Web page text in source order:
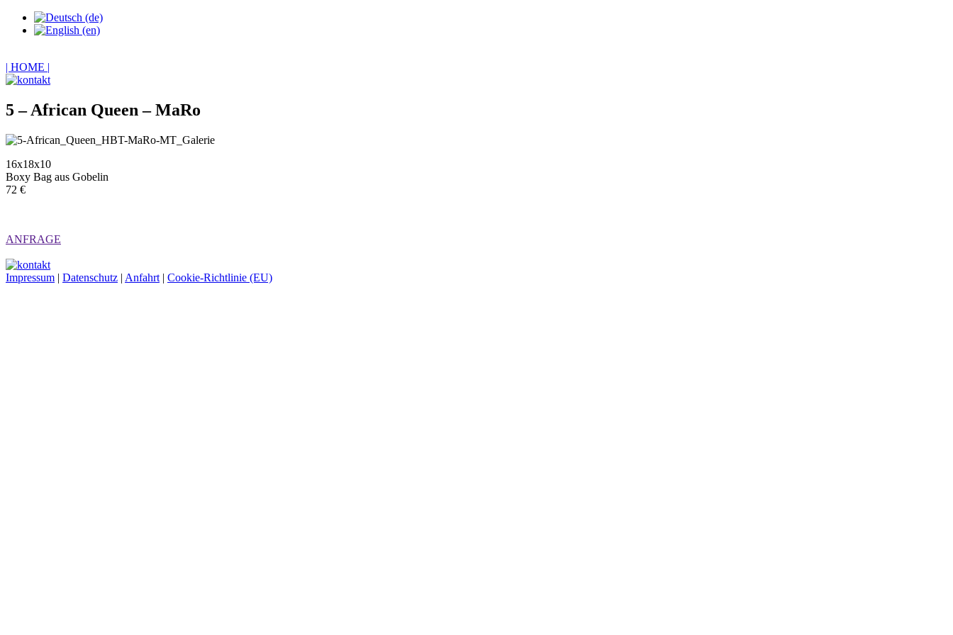
| HOME |
5 – African Queen – MaRo
16x18x10
Boxy Bag aus Gobelin
72 €
ANFRAGE
Impressum | Datenschutz | Anfahrt | Cookie-Richtlinie (EU)